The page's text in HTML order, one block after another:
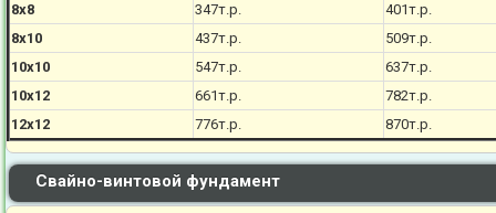
8х8
347т.р. 401т.р.
8х10
437т.р. 509т.р.
10х10
547т.р. 637т.р.
10х12
661т.р. 782т.р.
12х12
776т.р. 870т.р.
Свайно-винтовой фундамент